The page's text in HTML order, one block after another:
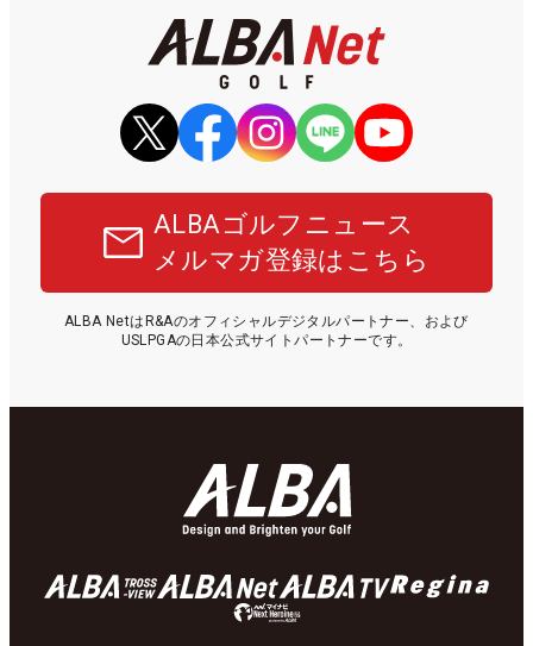
ALBAゴルフニュース
メルマガ登録はこちら
ALBA NetはR&Aのオフィシャルデジタルパートナー、および
USLPGAの日本公式サイトパートナーです。